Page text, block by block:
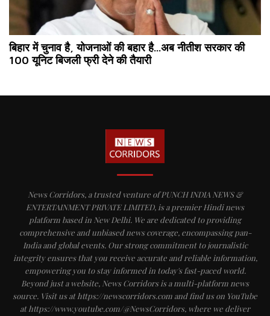
बिहार में चुनाव है, योजनाओं की बहार है...अब नीतीश सरकार की
100 यूनिट बिजली फ्री देने की तैयारी
News Corridors, a trusted venture of PUNCH INDIA NEWS &
ENTERTAINMENT PRIVATE LIMITED, is a premier Hindi news
platform based in New Delhi. We are dedicated to providing
comprehensive and unbiased news coverage, encompassing pan-
India and global events. Our strong commitment to journalistic
integrity ensures that you receive accurate and reliable information,
empowering you to stay informed in today's fast-paced world.
Beyond just a website, News Corridors is a multi-platform news
source. Visit us at https://newscorridors.com and find us on YouTube
at https://www.youtube.com/@NewsCorridors, where we deliver